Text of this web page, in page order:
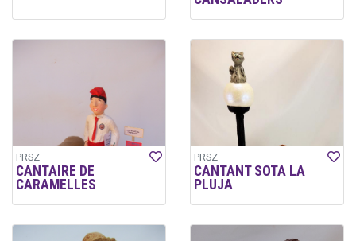
PRSZ
CANTAIRE DE
CARAMELLES
PRSZ
CANTANT SOTA LA
PLUJA